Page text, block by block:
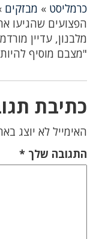
כרמליסט » מבזקים
הפצועים שהגיעו
מלבנון, עדיין
"מצבם מוסיף
כתיבת
האימייל לא יוצג
התגובה שלך *